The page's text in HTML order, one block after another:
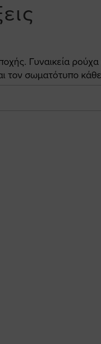
Γυναικεία
τον σωματότυπο